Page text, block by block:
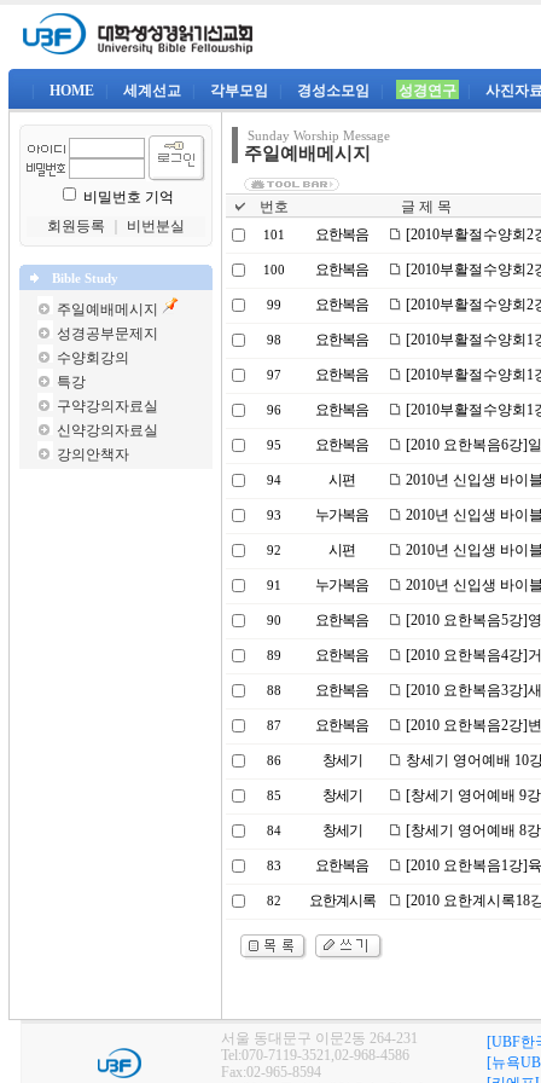
HOME 세계선교 각부모임 경성소모임 성경연구 사진자
비밀번호 기억
회원등록
비번분실
Bible Study
주일예배메시지
성경공부문제지
수양회강의
특강
구약강의자료실
신약강의자료실
강의안책자
Sunday Worship Message
주일예배메시지
번호 글 제 목
101 요한복음 [2010부활절수양회
100 요한복음 [2010부활절수양회
99 요한복음 [2010부활절수양회
98 요한복음 [2010부활절수양회
97 요한복음 [2010부활절수양회
96 요한복음 [2010부활절수양회
95 요한복음 [2010 요한복음6강]
94 시편 2010년 신입생 바이
93 누가복음 2010년 신입생 바이
92 시편 2010년 신입생 바이
91 누가복음 2010년 신입생 바이
90 요한복음 [2010 요한복음5강]
89 요한복음 [2010 요한복음4강]
88 요한복음 [2010 요한복음3강]
87 요한복음 [2010 요한복음2강]
86 창세기 창세기 영어예배 10
85 창세기 [창세기 영어예배 9
84 창세기 [창세기 영어예배 8
83 요한복음 [2010 요한복음1강]
82 요한계시록 [2010 요한계시록18
서울 동대문구 이문2동 264-231
Tel:070-7119-3521,02-968-4586
Fax:02-965-8594
[UBF한
[뉴욕